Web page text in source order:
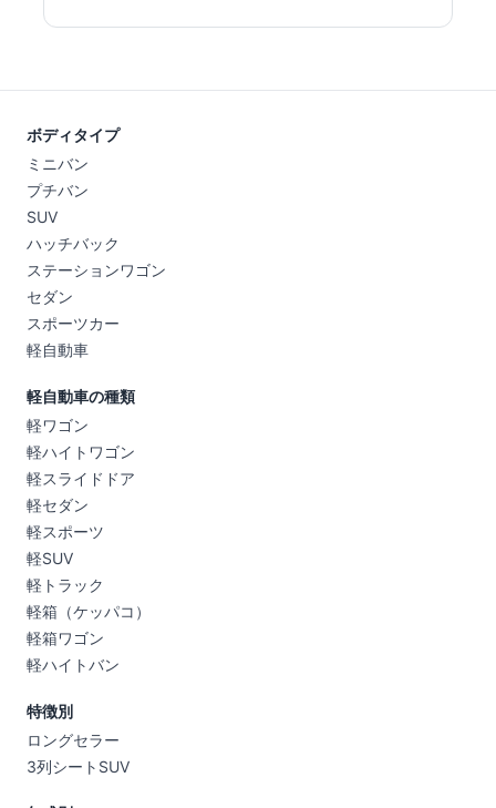
ボディタイプ
ミニバン
プチバン
SUV
ハッチバック
ステーションワゴン
セダン
スポーツカー
軽自動車
軽自動車の種類
軽ワゴン
軽ハイトワゴン
軽スライドドア
軽セダン
軽スポーツ
軽SUV
軽トラック
軽箱（ケッパコ）
軽箱ワゴン
軽ハイトバン
特徴別
ロングセラー
3列シートSUV